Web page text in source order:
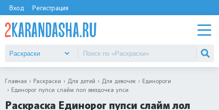
Вход Регистрация
Главная Раскраски Для детей Для девочек
Единороги
Единорог пупси слайм лол звездочка упси
Раскраска Единорог пупси слайм лол